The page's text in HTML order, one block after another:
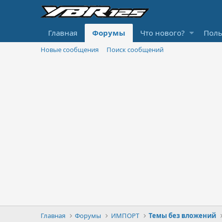
Главная Форумы Что нового?
Новые сообщения Поиск сообщений
Главная Форумы ИМПОРТ Темы без вложений